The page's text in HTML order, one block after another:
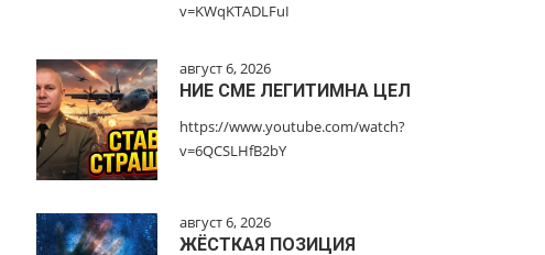
v=KWqKTADLFuI
август 6, 2026
НИЕ СМЕ ЛЕГИТИМНА ЦЕЛ
https://www.youtube.com/watch?
v=6QCSLHfB2bY
август 6, 2026
ЖЁСТКАЯ ПОЗИЦИЯ